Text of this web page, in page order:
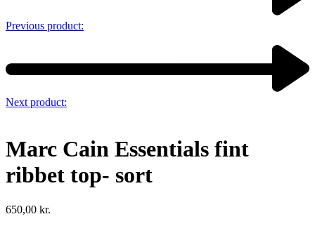
Previous product:
Next product:
Marc Cain Essentials fint
ribbet top- sort
650,00 kr.